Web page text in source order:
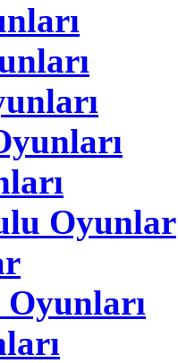
Oyunlar